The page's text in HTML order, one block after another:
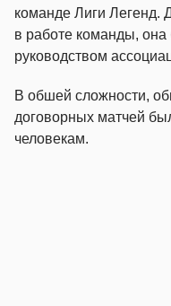
команде Лиги Легенд.
в работе команды, она
руководством
В обшей сложности,
договорных матчей
человекам.